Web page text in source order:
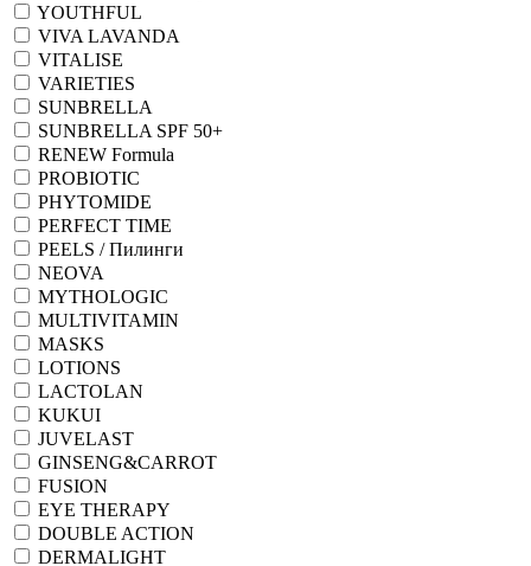
YOUTHFUL
VIVA LAVANDA
VITALISE
VARIETIES
SUNBRELLA
SUNBRELLA SPF 50+
RENEW Formula
PROBIOTIC
PHYTOMIDE
PERFECT TIME
PEELS / Пилинги
NEOVA
MYTHOLOGIC
MULTIVITAMIN
MASKS
LOTIONS
LACTOLAN
KUKUI
JUVELAST
GINSENG&CARROT
FUSION
EYE THERAPY
DOUBLE ACTION
DERMALIGHT